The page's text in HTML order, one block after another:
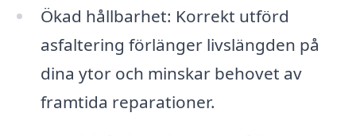
Ökad hållbarhet: Korrekt utförd
asfaltering förlänger livslängden på
dina ytor och minskar behovet av
framtida reparationer.